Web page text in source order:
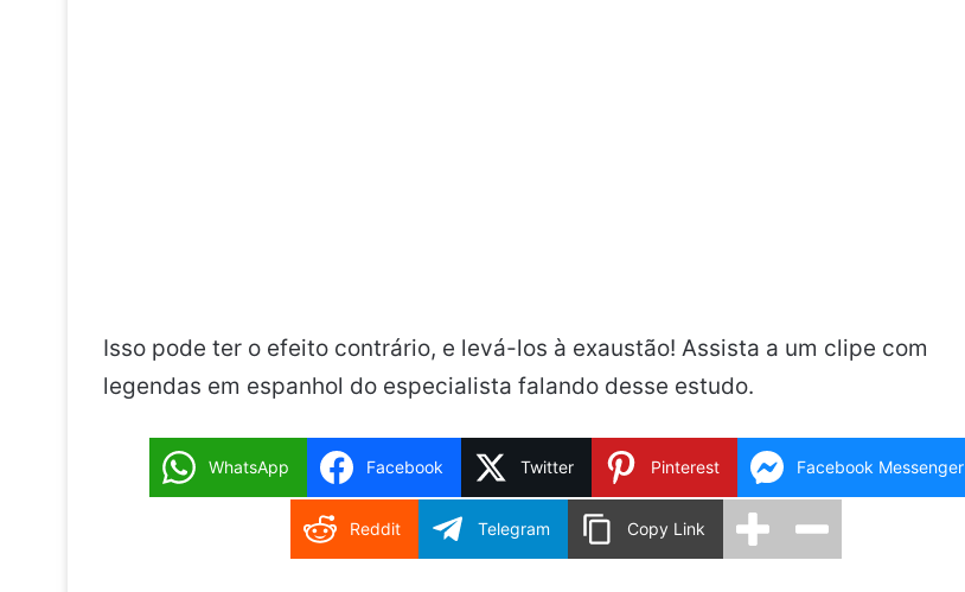
Isso pode ter o efeito contrário, e levá-los à exaustão! Assista a um clipe com
legendas em espanhol do especialista falando desse estudo.
WhatsApp Facebook Twitter Pinterest Facebook Messenger
Reddit Telegram Copy Link